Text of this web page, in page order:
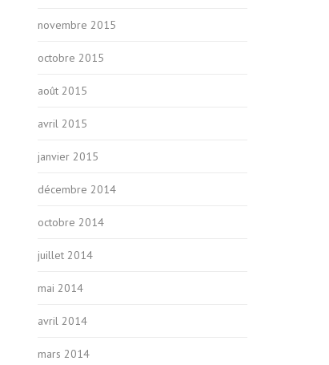
novembre 2015
octobre 2015
août 2015
avril 2015
janvier 2015
décembre 2014
octobre 2014
juillet 2014
mai 2014
avril 2014
mars 2014